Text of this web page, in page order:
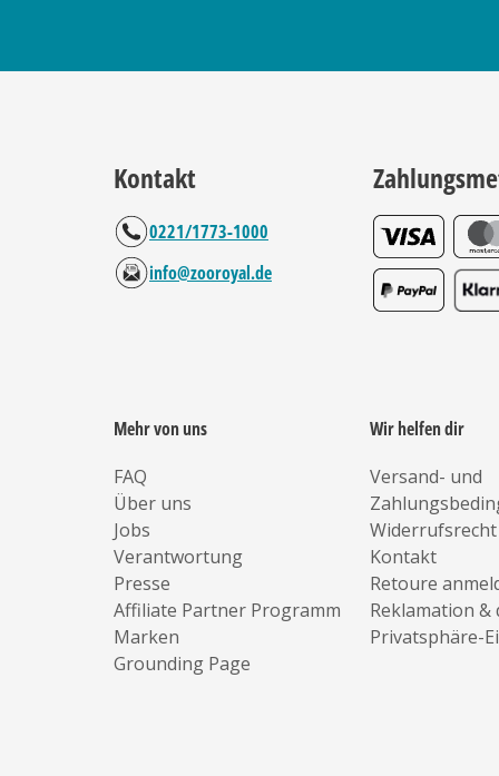
Kontakt
0221/1773-1000
info@zooroyal.de
Mehr von uns
FAQ
Über uns
Jobs
Verantwortung
Presse
Affiliate Partner Programm
Marken
Grounding Page
Wir helfen dir
Versand- und
Widerrufsrecht
Kontakt
Retoure
Reklamation &
Privatsphäre-